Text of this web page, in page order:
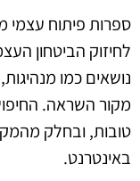
ספרות פיתוח עצמי
לחיזוק הביטחון
נושאים כמו
מקור השראה.
טובות, ובחלק
באינטרנט.